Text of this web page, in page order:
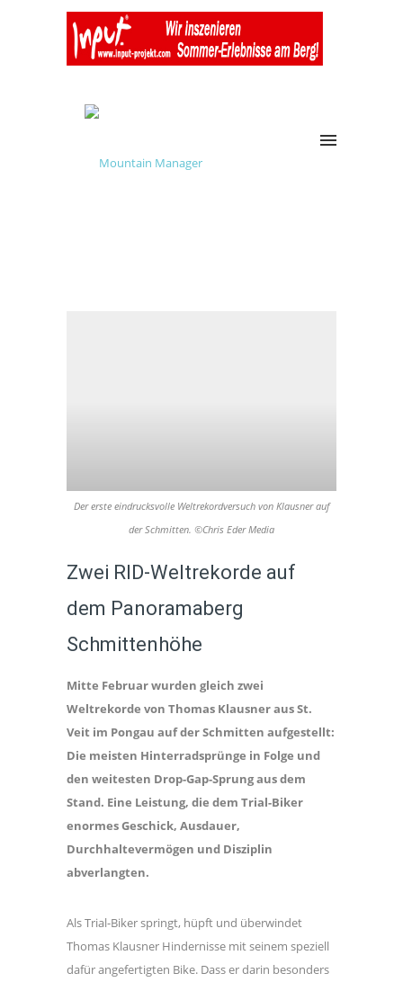
Der erste eindrucksvolle Weltrekordversuch von Klausner auf
der Schmitten. ©️Chris Eder Media
Zwei RID-Weltrekorde auf
dem Panoramaberg
Schmittenhöhe
Mitte Februar wurden gleich zwei
Weltrekorde von Thomas Klausner aus St.
Veit im Pongau auf der Schmitten aufgestellt:
Die meisten Hinterradsprünge in Folge und
den weitesten Drop-Gap-Sprung aus dem
Stand. Eine Leistung, die dem Trial-Biker
enormes Geschick, Ausdauer,
Durchhaltevermögen und Disziplin
abverlangten.
Als Trial-Biker springt, hüpft und überwindet
Thomas Klausner Hindernisse mit seinem speziell
dafür angefertigten Bike. Dass er darin besonders